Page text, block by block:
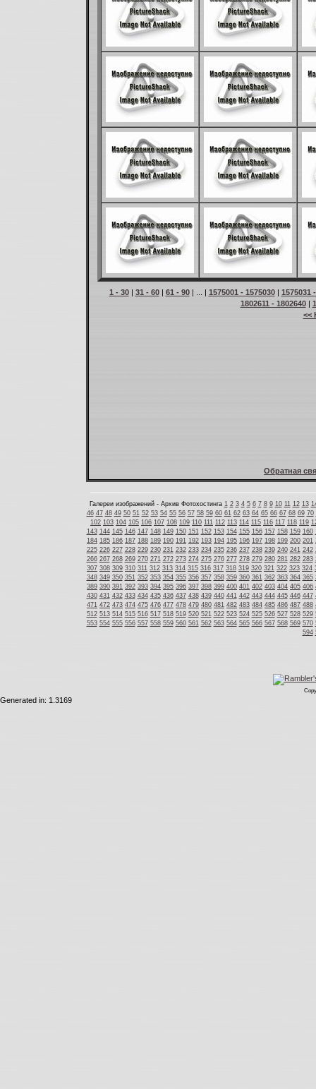
1 - 30| 31 - 60| 61 - 90| ... | 1575001 - 1575030| 1575031
1802611 - 1802640|
<<
Обратная
Галереи изображений - Архив Фотохостинга 1 2 3 4 5 6 7 8 9 10 11 12 13
46 47 48 49 50 51 52 53 54 55 56 57 58 59 60 61 62 63 64 65 66 67 68 69 70
102 103 104 105 106 107 108 109 110 111 112 113 114 115 116 117 118 119
143 144 145 146 147 148 149 150 151 152 153 154 155 156 157 158 159 160
184 185 186 187 188 189 190 191 192 193 194 195 196 197 198 199 200 201
225 226 227 228 229 230 231 232 233 234 235 236 237 238 239 240 241 242
266 267 268 269 270 271 272 273 274 275 276 277 278 279 280 281 282 283
307 308 309 310 311 312 313 314 315 316 317 318 319 320 321 322 323 324
348 349 350 351 352 353 354 355 356 357 358 359 360 361 362 363 364 365
389 390 391 392 393 394 395 396 397 398 399 400 401 402 403 404 405 406
430 431 432 433 434 435 436 437 438 439 440 441 442 443 444 445 446 447
471 472 473 474 475 476 477 478 479 480 481 482 483 484 485 486 487 488
512 513 514 515 516 517 518 519 520 521 522 523 524 525 526 527 528 529
553 554 555 556 557 558 559 560 561 562 563 564 565 566 567 568 569 570
594
Generated in: 1.3169